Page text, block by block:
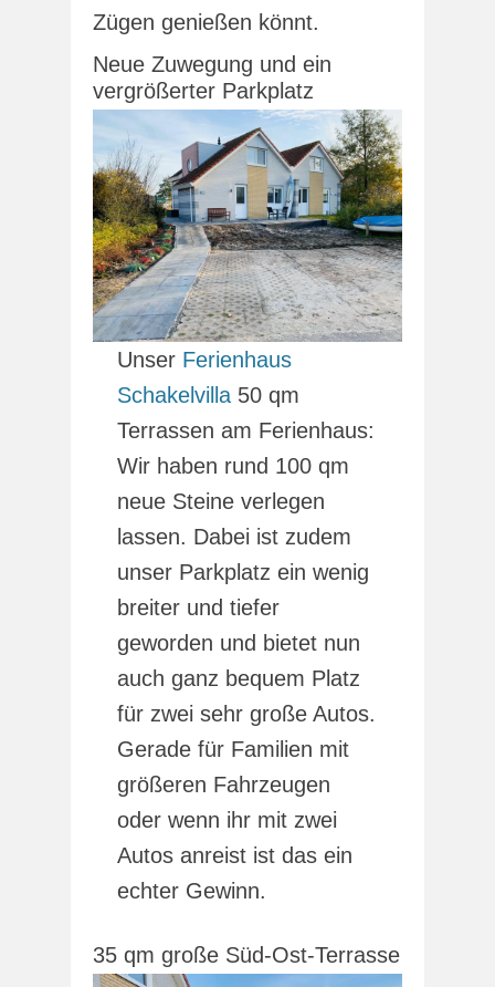
Zügen genießen könnt.
Neue Zuwegung und ein
vergrößerter Parkplatz
Unser Ferienhaus
Schakelvilla 50 qm
Terrassen am Ferienhaus:
Wir haben rund 100 qm
neue Steine verlegen
lassen. Dabei ist zudem
unser Parkplatz ein wenig
breiter und tiefer
geworden und bietet nun
auch ganz bequem Platz
für zwei sehr große Autos.
Gerade für Familien mit
größeren Fahrzeugen
oder wenn ihr mit zwei
Autos anreist ist das ein
echter Gewinn.
35 qm große Süd-Ost-Terrasse